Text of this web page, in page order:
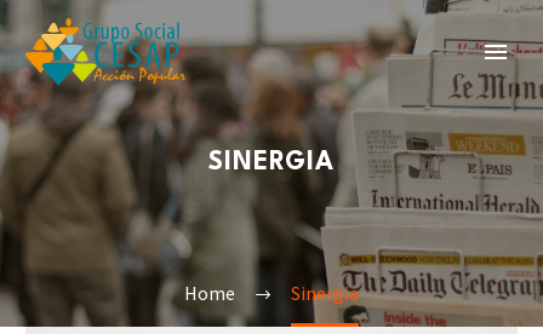
SINERGIA
Home Sinergia